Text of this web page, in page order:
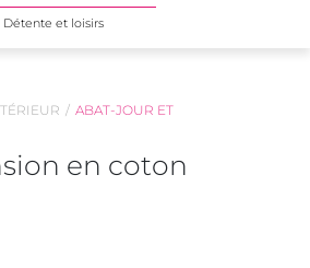
Détente et loisirs
ABAT-JOUR ET
en coton